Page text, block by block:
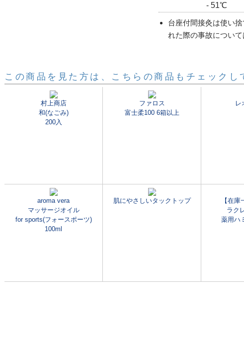
- 51℃
台座付間接灸は使い
れた際の事故について
この商品を見た方は、こちらの商品もチェックし
村上商店
和(なごみ)
200入
ファロス
富士柔100 6箱以上
レ
aroma vera
マッサージオイル
for sports(フォースポーツ)
100ml
肌にやさしいタックトップ
【在庫
ラク
薬用ハ